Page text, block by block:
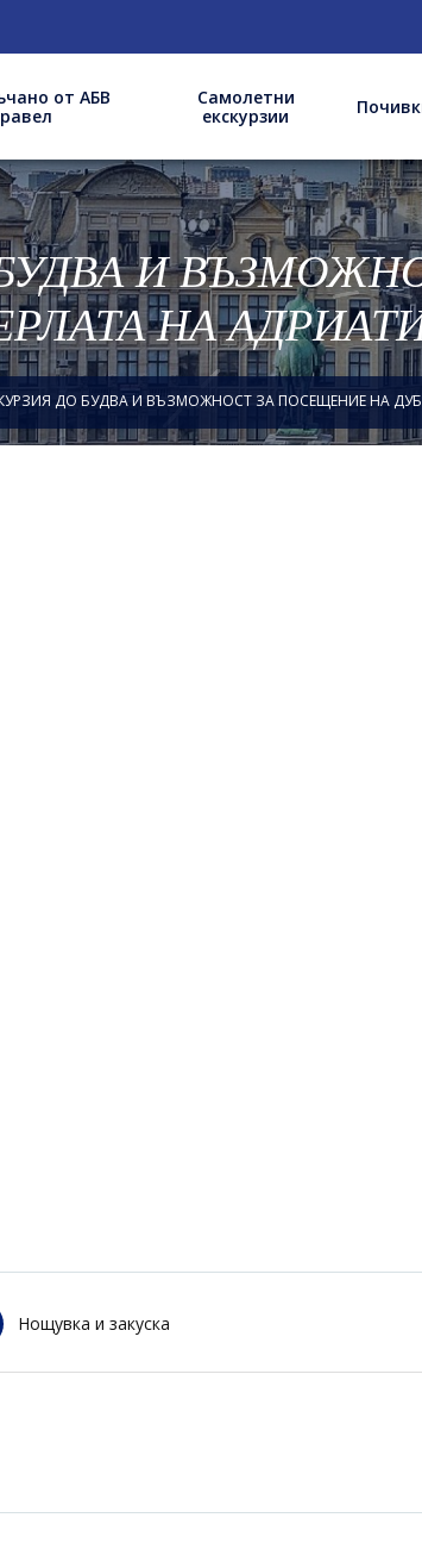
от АБВ
Самолетни
екскурзии
И
НА
ДО БУДВА И ВЪЗМОЖНОСТ ЗА ПОСЕЩЕНИЕ НА
Нощувка и закуска